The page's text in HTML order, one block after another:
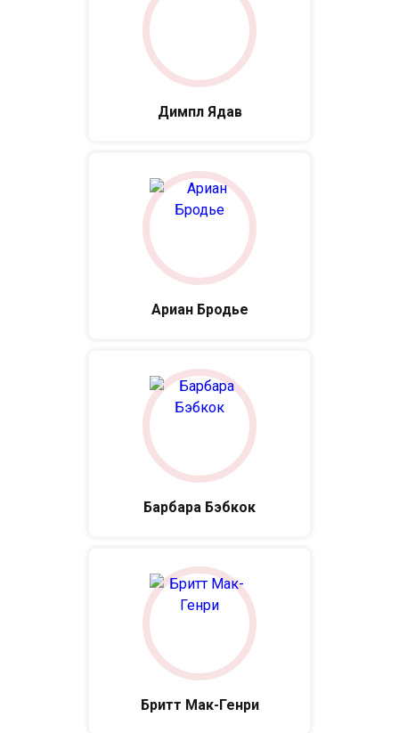
Димпл Ядав
Ариан Бродье
Барбара Бэбкок
Бритт Мак-Генри